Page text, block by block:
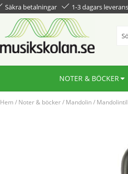
Säkra betalningar 1-3 dagars leverans
NOTER & BÖCKER
Hem / Noter & böcker/ Mandolin/